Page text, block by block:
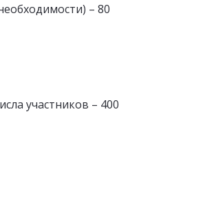
– 80
участников – 400